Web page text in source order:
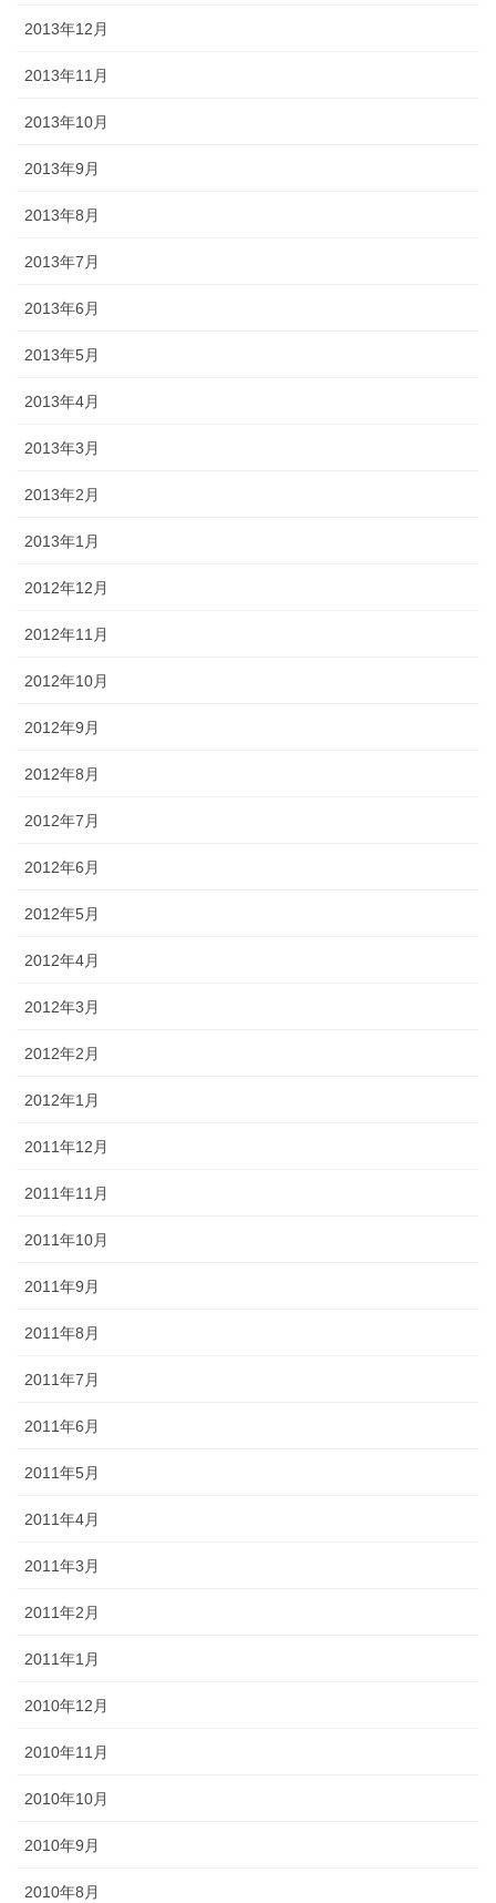
2013年12月
2013年11月
2013年10月
2013年9月
2013年8月
2013年7月
2013年6月
2013年5月
2013年4月
2013年3月
2013年2月
2013年1月
2012年12月
2012年11月
2012年10月
2012年9月
2012年8月
2012年7月
2012年6月
2012年5月
2012年4月
2012年3月
2012年2月
2012年1月
2011年12月
2011年11月
2011年10月
2011年9月
2011年8月
2011年7月
2011年6月
2011年5月
2011年4月
2011年3月
2011年2月
2011年1月
2010年12月
2010年11月
2010年10月
2010年9月
2010年8月